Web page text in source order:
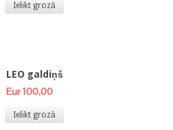
Ielikt grozā
LEO galdiņš
Eur 100,00
Ielikt grozā